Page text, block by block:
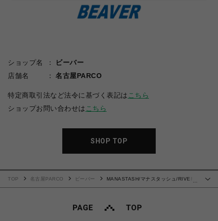
ショップ名
ビーバー
店舗名
名古屋PARCO
特定商取引法など法令に基づく表記は こちら
ショップお問い合わせは こちら
SHOP TOP
…
TOP 名古屋PARCO ビーバー
MANASTASH/マナスタッシュ/RIVER